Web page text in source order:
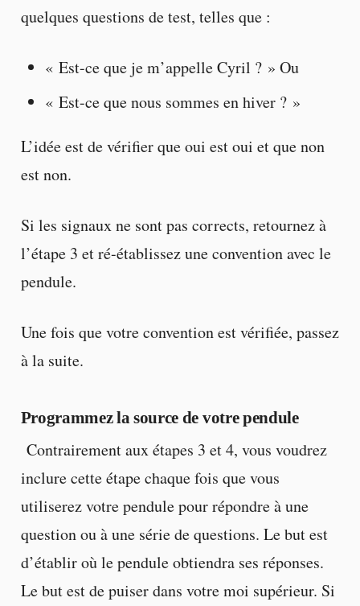
quelques questions de test, telles que :
« Est-ce que je m’appelle Cyril ? » Ou
« Est-ce que nous sommes en hiver ? »
L’idée est de vérifier que oui est oui et que non
est non.
Si les signaux ne sont pas corrects, retournez à
l’étape 3 et ré-établissez une convention avec le
pendule.
Une fois que votre convention est vérifiée, passez
à la suite.
Programmez la source de votre pendule
Contrairement aux étapes 3 et 4, vous voudrez
inclure cette étape chaque fois que vous
utiliserez votre pendule pour répondre à une
question ou à une série de questions. Le but est
d’établir où le pendule obtiendra ses réponses.
Le but est de puiser dans votre moi supérieur. Si